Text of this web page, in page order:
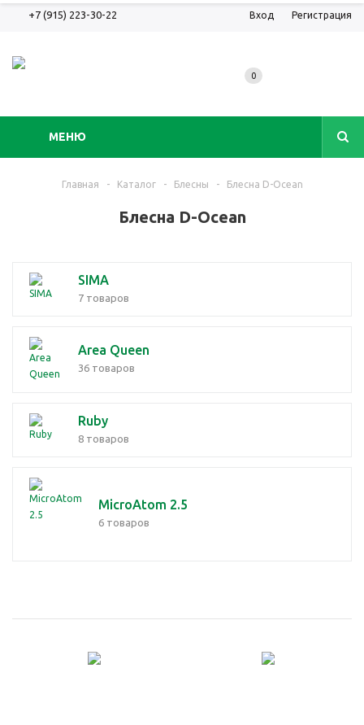
+7 (915) 223-30-22 Вход Регистрация
МЕНЮ
0
Главная - Каталог - Блесны - Блесна D-Ocean
Блесна D-Ocean
SIMA
7 товаров
Area Queen
36 товаров
Ruby
8 товаров
MicroAtom 2.5
6 товаров